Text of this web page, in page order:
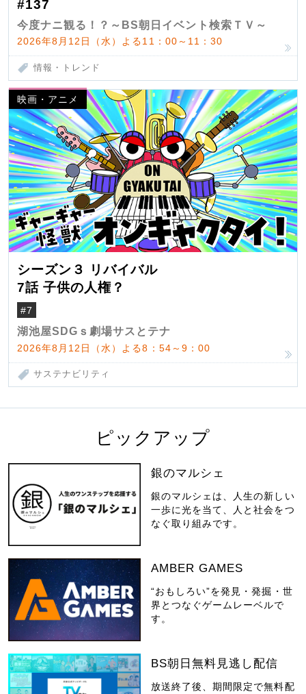
#137
今度ナニ観る！？～BS朝日イベント検索ＴＶ～
2026年8月12日（水）よる11：00～11：30
情報・トレンド
映画・アニメ
シーズン３ リバイバル
7話 子供の人権？
#7
湖池屋SDGｓ劇場サスとテナ
2026年8月12日（水）よる8：54～9：00
サステナビリティ
ピックアップ
銀のマルシェ
銀のマルシェは、人生の新しい
一歩に光を当て、人と社会をつ
なぐ取り組みです。
AMBER GAMES
“おもしろい”を発見・発掘・世
界とつなぐゲームレーベルで
す。
BS朝日無料見逃し配信
放送終了後、期間限定で無料配